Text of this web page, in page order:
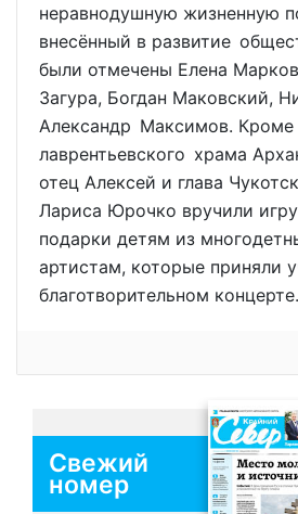
неравнодушную жизненную
внесённый в развитие
были отмечены Елена
Загура, Богдан Маковский,
Александр Максимов. Кроме
лаврентьевского храма
отец Алексей и глава
Лариса Юрочко вручили
подарки детям из
артистам, которые приняли
благотворительном концерте.
Свежий
номер